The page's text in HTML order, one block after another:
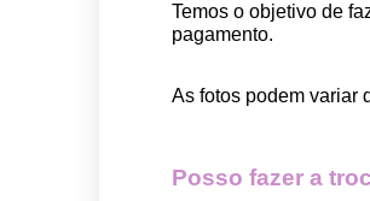
Temos o objetivo de
pagamento.
As fotos podem variar
Posso fazer a